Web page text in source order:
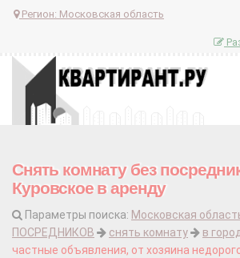
Регион: Московская область
Снять комнату без
Куровское в аренду
Параметры поиска: Московская
ПОСРЕДНИКОВ
снять комнату
в
частные объявления, от хозяина